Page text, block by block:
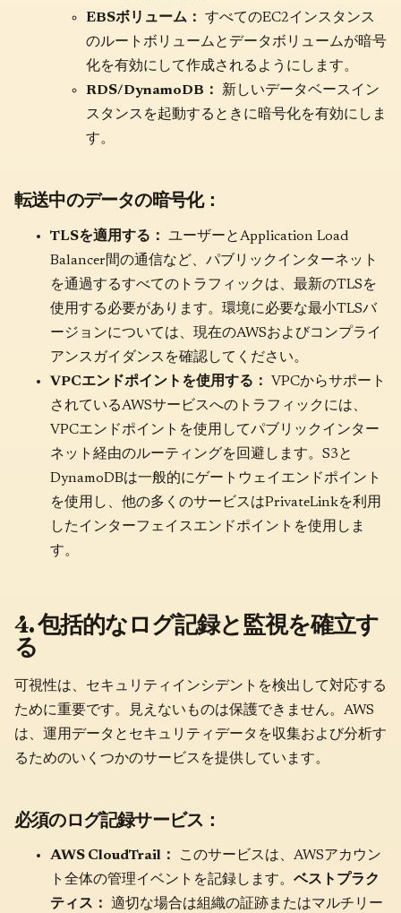
EBSボリューム：
すべてのEC2インスタンス
のルートボリュームとデータボリュームが暗号
化を有効にして作成されるようにします。
RDS/DynamoDB：
新しいデータベースイン
スタンスを起動するときに暗号化を有効にしま
す。
転送中のデータの暗号化：
TLSを適用する：
ユーザーとApplication Load
Balancer間の通信など、パブリックインターネット
を通過するすべてのトラフィックは、最新のTLSを
使用する必要があります。環境に必要な最小TLSバ
ージョンについては、現在のAWSおよびコンプライ
アンスガイダンスを確認してください。
VPCエンドポイントを使用する：
VPCからサポート
されているAWSサービスへのトラフィックには、
VPCエンドポイントを使用してパブリックインター
ネット経由のルーティングを回避します。S3と
DynamoDBは一般的にゲートウェイエンドポイント
を使用し、他の多くのサービスはPrivateLinkを利用
したインターフェイスエンドポイントを使用しま
す。
4. 包括的なログ記録と監視を確立す
る
可視性は、セキュリティインシデントを検出して対応する
ために重要です。見えないものは保護できません。AWS
は、運用データとセキュリティデータを収集および分析す
るためのいくつかのサービスを提供しています。
必須のログ記録サービス：
AWS CloudTrail：
このサービスは、AWSアカウン
ト全体の管理イベントを記録します。 ベストプラク
ティス：
適切な場合は組織の証跡またはマルチリー